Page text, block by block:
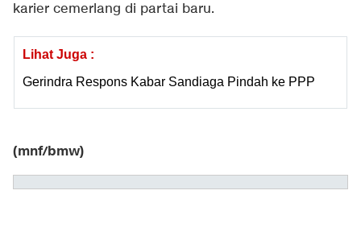
karier cemerlang di partai baru.
Lihat Juga :
Gerindra Respons Kabar Sandiaga Pindah ke PPP
(mnf/bmw)